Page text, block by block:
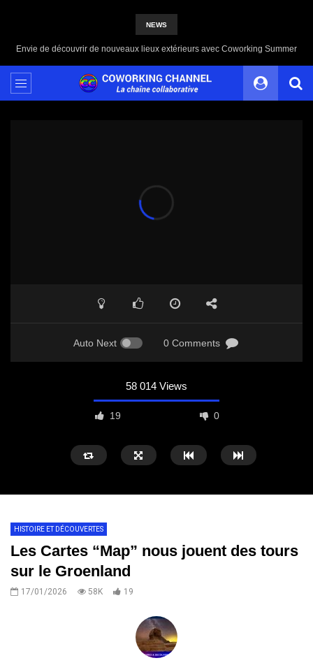
NEWS
Coworking Summer, le rendez-vous de l’été du bien-être
Auto Next 0 Comments
58 014 Views
19 0
HISTOIRE ET DÉCOUVERTES
Les Cartes “Map” nous jouent des tours
sur le Groenland
17/01/2026 58K 19